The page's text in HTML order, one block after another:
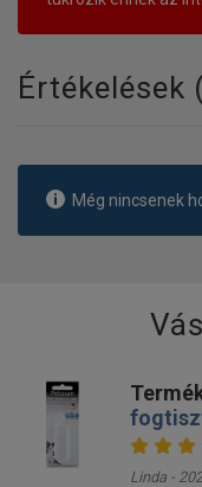
Értékelések
Még nincsenek
Linda -